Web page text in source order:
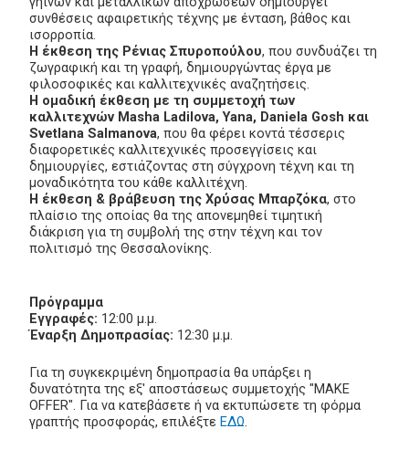
συνθέσεις αφαιρετικής τέχνης με ένταση, βάθος και
ισορροπία.
Η έκθεση της Ρένιας Σπυροπούλου, που συνδυάζει τη
ζωγραφική και τη γραφή, δημιουργώντας έργα με
φιλοσοφικές και καλλιτεχνικές αναζητήσεις.
Η ομαδική έκθεση με τη συμμετοχή των
καλλιτεχνών Masha Ladilova, Yana, Daniela Gosh και
Svetlana Salmanova, που θα φέρει κοντά τέσσερις
διαφορετικές καλλιτεχνικές προσεγγίσεις και
δημιουργίες, εστιάζοντας στη σύγχρονη τέχνη και τη
μοναδικότητα του κάθε καλλιτέχνη.
Η έκθεση & βράβευση της Χρύσας Μπαρζόκα, στο
πλαίσιο της οποίας θα της απονεμηθεί τιμητική
διάκριση για τη συμβολή της στην τέχνη και τον
πολιτισμό της Θεσσαλονίκης.
Πρόγραμμα
Εγγραφές: 12:00 μ.μ.
Έναρξη Δημοπρασίας: 12:30 μ.μ.
Για τη συγκεκριμένη δημοπρασία θα υπάρξει η
δυνατότητα της εξ' αποστάσεως συμμετοχής "MAKE
OFFER". Για να κατεβάσετε ή να εκτυπώσετε τη φόρμα
γραπτής προσφοράς, επιλέξτε ΕΔΩ.